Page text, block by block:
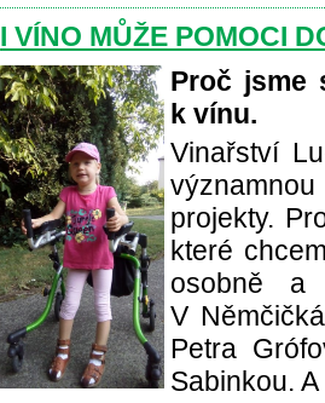
I VÍNO MŮŽE POMOCI
Proč jsme
k vínu.
Vinařství
projekty.
které
osobně a
V
Petra
Sabinkou.